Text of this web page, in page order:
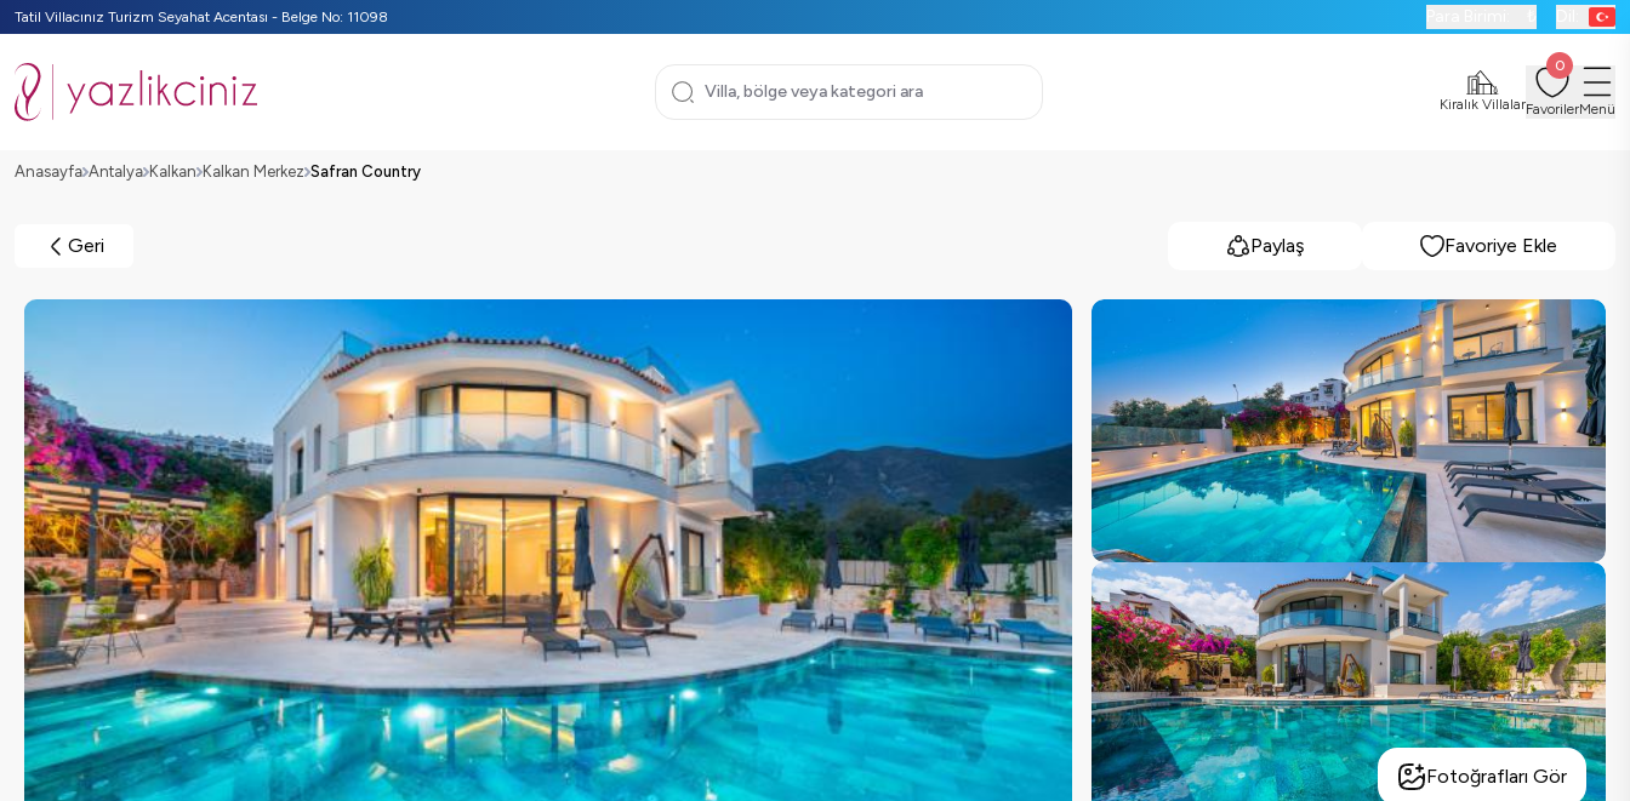
Tatil Villacınız Turizm Seyahat Acentası - Belge No: 11098
Kiralık Villalar
0
FavorilerMenü
Anasayfa Antalya Kalkan Kalkan Merkez Safran Country
Geri Paylaş Favoriye Ekle
Fotoğrafları Gör